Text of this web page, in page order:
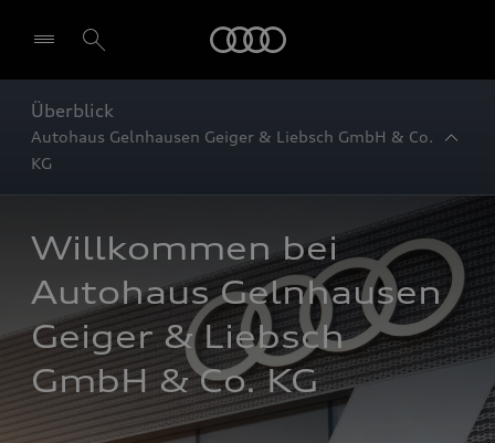
Überblick
Autohaus Gelnhausen Geiger & Liebsch GmbH & Co.
KG
Willkommen bei
Autohaus Gelnhausen
Geiger & Liebsch
GmbH & Co. KG